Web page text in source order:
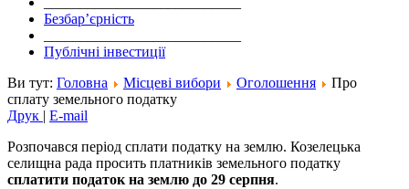
Безбар’єрність
Публічні інвестиції
Ви тут: Головна Місцеві вибори Оголошення
Про
сплату земельного податку
Друк | E-mail
Розпочався період сплати податку на землю. Козелецька
селищна рада просить платників земельного податку
сплатити податок на землю до 29 серпня.